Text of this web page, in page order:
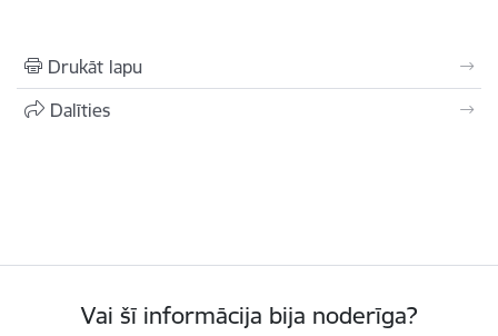
Drukāt lapu
Dalīties
Vai šī informācija bija noderīga?